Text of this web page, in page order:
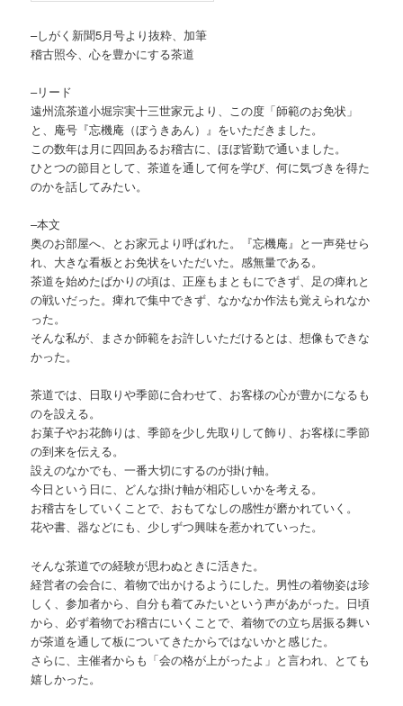
–しがく新聞5月号より抜粋、加筆
稽古照今、心を豊かにする茶道
–リード
遠州流茶道小堀宗実十三世家元より、この度「師範のお免状」
と、庵号『忘機庵（ぼうきあん）』をいただきました。
この数年は月に四回あるお稽古に、ほぼ皆勤で通いました。
ひとつの節目として、茶道を通して何を学び、何に気づきを得た
のかを話してみたい。
–本文
奥のお部屋へ、とお家元より呼ばれた。『忘機庵』と一声発せら
れ、大きな看板とお免状をいただいた。感無量である。
茶道を始めたばかりの頃は、正座もまともにできず、足の痺れと
の戦いだった。痺れで集中できず、なかなか作法も覚えられなか
った。
そんな私が、まさか師範をお許しいただけるとは、想像もできな
かった。
茶道では、日取りや季節に合わせて、お客様の心が豊かになるも
のを設える。
お菓子やお花飾りは、季節を少し先取りして飾り、お客様に季節
の到来を伝える。
設えのなかでも、一番大切にするのが掛け軸。
今日という日に、どんな掛け軸が相応しいかを考える。
お稽古をしていくことで、おもてなしの感性が磨かれていく。
花や書、器などにも、少しずつ興味を惹かれていった。
そんな茶道での経験が思わぬときに活きた。
経営者の会合に、着物で出かけるようにした。男性の着物姿は珍
しく、参加者から、自分も着てみたいという声があがった。日頃
から、必ず着物でお稽古にいくことで、着物での立ち居振る舞い
が茶道を通して板についてきたからではないかと感じた。
さらに、主催者からも「会の格が上がったよ」と言われ、とても
嬉しかった。